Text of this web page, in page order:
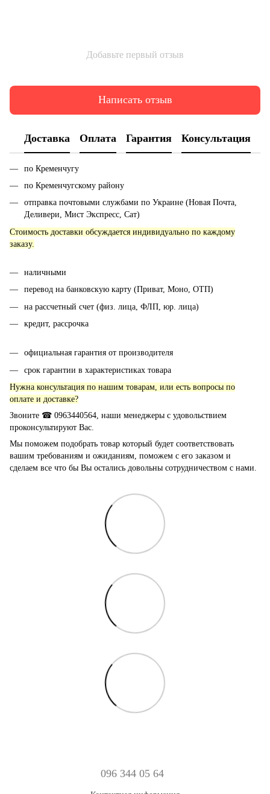
Добавьте первый отзыв
Написать отзыв
Доставка Оплата Гарантия Консультация
по Кременчугу
по Кременчугскому району
отправка почтовыми службами по Украине (Новая Почта,
Деливери, Мист Экспресс, Сат)
Стоимость доставки обсуждается индивидуально по каждому
заказу.
наличными
перевод на банковскую карту (Приват, Моно, ОТП)
на рассчетный счет (физ. лица, ФЛП, юр. лица)
кредит, рассрочка
официальная гарантия от производителя
срок гарантии в характеристиках товара
Нужна консультация по нашим товарам, или есть вопросы по
оплате и доставке?
Звоните ☎ 0963440564, наши менеджеры с удовольствием
проконсультируют Вас.
Мы поможем подобрать товар который будет соответствовать
вашим требованиям и ожиданиям, поможем с его заказом и
сделаем все что бы Вы остались довольны сотрудничеством с нами.
096 344 05 64